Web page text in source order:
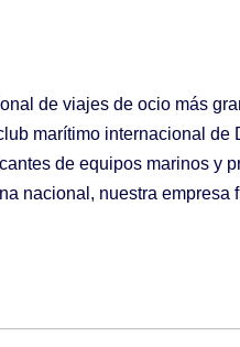
de viajes de ocio más
marítimo internacional de
de equipos marinos y
nacional, nuestra empresa